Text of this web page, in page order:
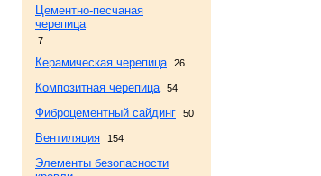
Цементно-песчаная
черепица
7
Керамическая черепица 26
Композитная черепица 54
Фиброцементный сайдинг 50
Вентиляция 154
Элементы безопасности